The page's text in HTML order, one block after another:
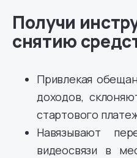
Получи
снятию
Привлекая
доходов,
стартового
Навязывают
видеосвязи в